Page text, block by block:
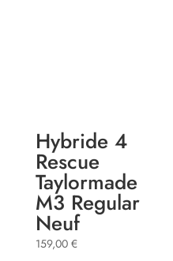
Hybride 4
Rescue
Taylormade
M3 Regular
Neuf
159,00 €